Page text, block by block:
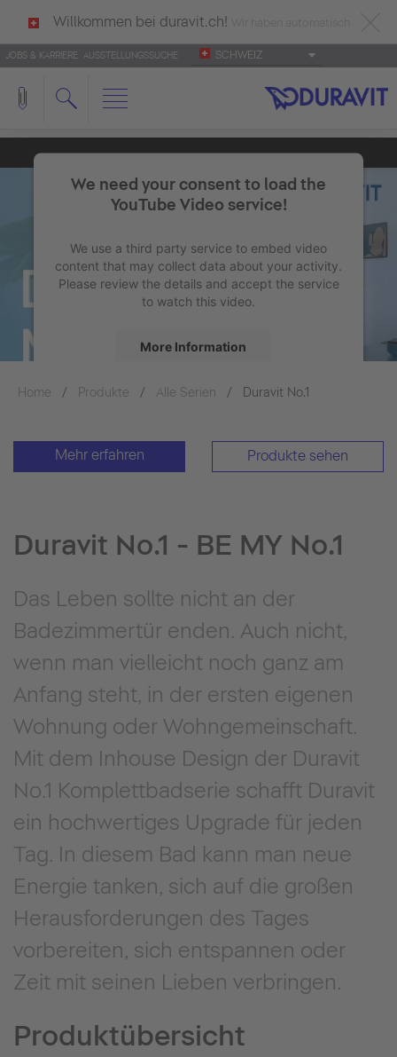
Willkommen bei duravit.ch!
deutsch als Ihre Sprache erkannt.
Français Italiano
JOBS & KARRIERE AUSSTELLUNGSSUCHE SCHWEIZ
We need your consent to load the
YouTube Video service!
We use a third party service to embed video
content that may collect data about your activity.
Please review the details and accept the service
to watch this video.
More Information
Accept
Home Produkte Alle Serien Duravit No.1
Mehr erfahren Produkte sehen
Duravit No.1 - BE MY No.1
Das Leben sollte nicht an der
Badezimmertür enden. Auch nicht,
wenn man vielleicht noch ganz am
Anfang steht, in der ersten eigenen
Wohnung oder Wohngemeinschaft.
Mit dem Inhouse Design der Duravit
No.1 Komplettbadserie schafft Duravit
ein hochwertiges Upgrade für jeden
Tag. In diesem Bad kann man neue
Energie tanken, sich auf die großen
Herausforderungen des Tages
vorbereiten, sich entspannen oder
Zeit mit seinen Lieben verbringen.
Produktübersicht